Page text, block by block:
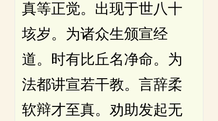
真等正觉。出现于世八十
垓岁。为诸众生颁宣经
道。时有比丘名净命。为
法都讲宣若干教。言辞柔
软辩才至真。劝助发起无